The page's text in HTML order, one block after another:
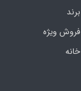
برند
فروش ویژه
خانه